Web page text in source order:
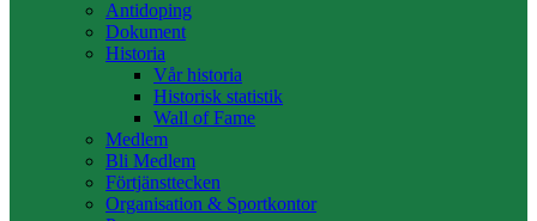
Antidoping
Dokument
Historia
Vår historia
Historisk statistik
Wall of Fame
Medlem
Bli Medlem
Förtjänsttecken
Organisation & Sportkontor